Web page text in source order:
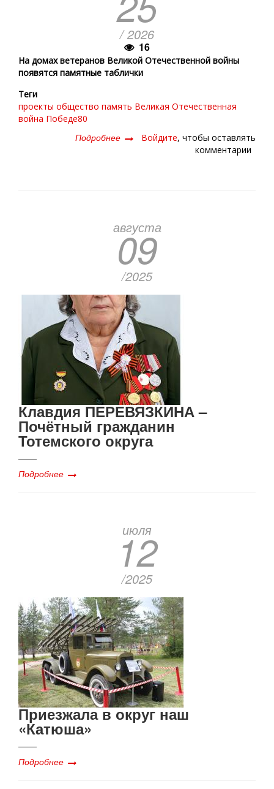
/ 2026
16
На домах ветеранов Великой Отечественной войны
появятся памятные таблички
Теги
проекты общество память Великая Отечественная
война Победе80
Подробнее о
Войдите, чтобы оставлять
комментарии
августа
09
/2025
Клавдия ПЕРЕВЯЗКИНА –
Почётный гражданин
Тотемского округа
Подробнее
июля
12
/2025
Приезжала в округ наш
«Катюша»
Подробнее